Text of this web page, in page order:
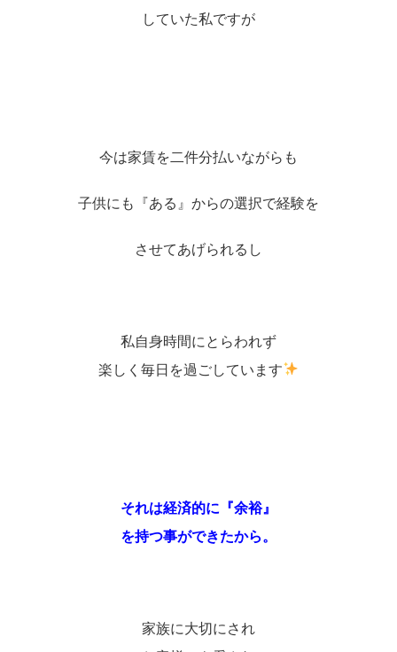
していた私ですが
今は家賃を二件分払いながらも
子供にも『ある』からの選択で経験を
させてあげられるし
私自身時間にとらわれず
楽しく毎日を過ごしています
それは経済的に『余裕』
を持つ事ができたから。
家族に大切にされ